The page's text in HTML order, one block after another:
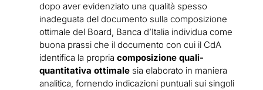
dopo aver evidenziato una qualità spesso
inadeguata del documento sulla composizione
ottimale del Board, Banca d’Italia individua come
buona prassi che il documento con cui il CdA
identifica la propria composizione quali-
quantitativa ottimale sia elaborato in maniera
analitica, fornendo indicazioni puntuali sui singoli